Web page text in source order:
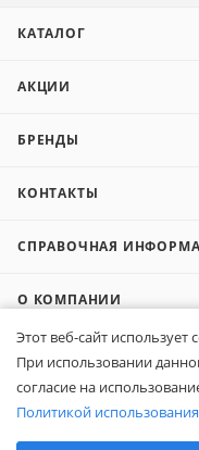
КАТАЛОГ
АКЦИИ
БРЕНДЫ
КОНТАКТЫ
СПРАВОЧНАЯ
О КОМПАНИИ
ПОКУПАТЕЛЯМ
Этот веб-сайт использует
При использовании
согласие на
Политикой